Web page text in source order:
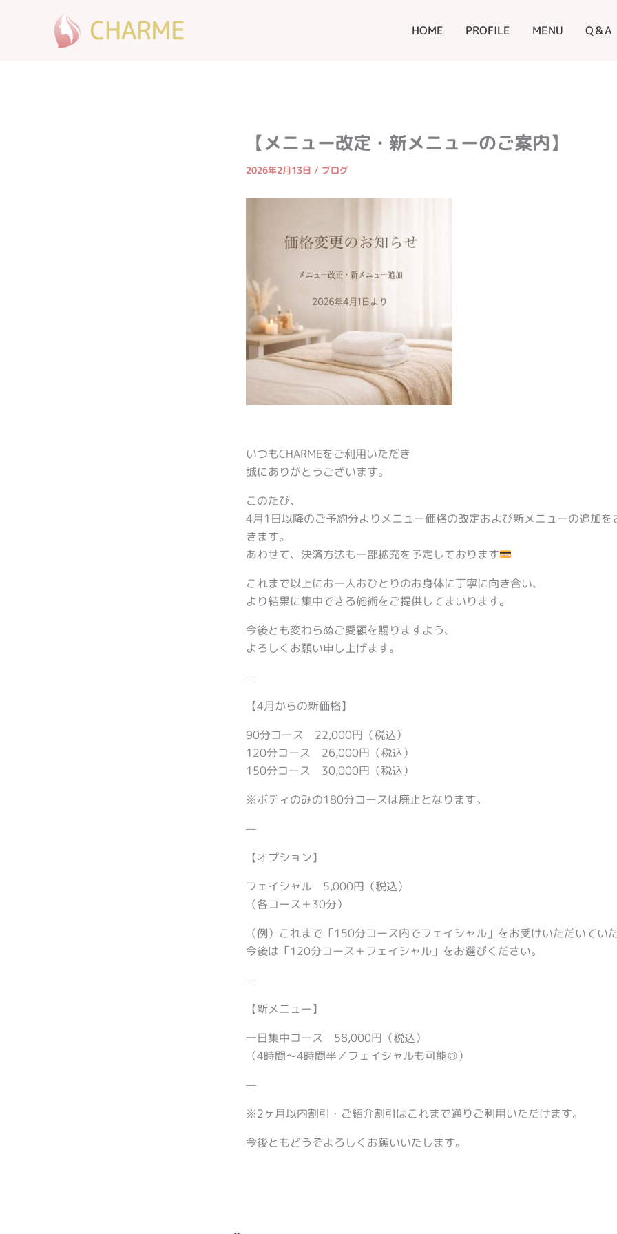
HOME PROFILE MENU Q＆A
【メニュー改定・新メニューのご案内】
2026年2月13日 / ブログ
いつもCHARMEをご利用いただき
誠にありがとうございます。
このたび、
4月1日以降のご予約分よりメニュー価格の改定および新メニューの追加を
きます。
あわせて、決済方法も一部拡充を予定しております
これまで以上にお一人おひとりのお身体に丁寧に向き合い、
より結果に集中できる施術をご提供してまいります。
今後とも変わらぬご愛顧を賜りますよう、
よろしくお願い申し上げます。
—
【4月からの新価格】
90分コース 22,000円（税込）
120分コース 26,000円（税込）
150分コース 30,000円（税込）
※ボディのみの180分コースは廃止となります。
—
【オプション】
フェイシャル 5,000円（税込）
（各コース＋30分）
（例）これまで「150分コース内でフェイシャル」をお受けいただいていた
今後は「120分コース＋フェイシャル」をお選びください。
—
【新メニュー】
一日集中コース 58,000円（税込）
（4時間〜4時間半／フェイシャルも可能◎）
—
※2ヶ月以内割引・ご紹介割引はこれまで通りご利用いただけます。
今後ともどうぞよろしくお願いいたします。